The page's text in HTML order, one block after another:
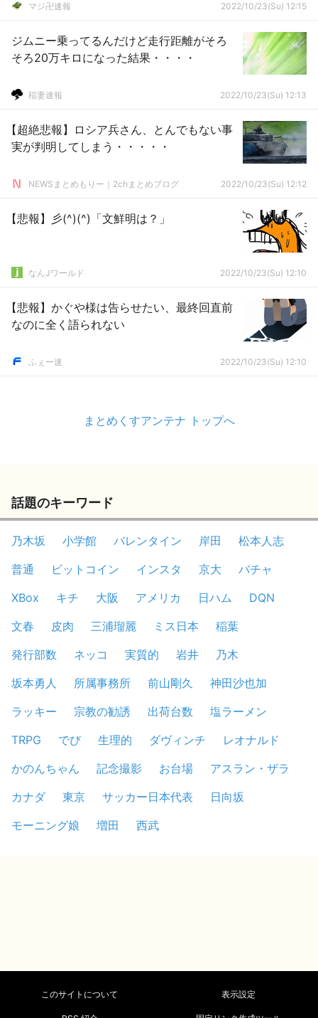
マジ卍速報 2022/10/23(Su) 12:15
ジムニー乗ってるんだけど走行距離がそろ
そろ20万キロになった結果・・・・
稲妻速報 2022/10/23(Su) 12:13
【超絶悲報】ロシア兵さん、とんでもない事
実が判明してしまう・・・・・
NEWSまとめもりー｜2chまとめブログ 2022/10/23(Su) 12:12
【悲報】彡(^)(^)「文鮮明は？」
なんJワールド 2022/10/23(Su) 12:10
【悲報】かぐや様は告らせたい、最終回直前
なのに全く語られない
ふぇー速 2022/10/23(Su) 12:10
まとめくすアンテナ トップへ
話題のキーワード
乃木坂 小学館 バレンタイン 岸田
松本人志
普通
ビットコイン インスタ 京大
バチャ
XBox
キチ 大阪 アメリカ 日ハム
DQN
文春
皮肉 三浦瑠麗 ミス日本
稲葉
発行部数
ネッコ 実質的 岩井
乃木
坂本勇人
所属事務所 前山剛久
神田沙也加
ラッキー
宗教の勧誘 出荷台数
塩ラーメン
TRPG
でび 生理的 ダヴィンチ
レオナルド
かのんちゃん
記念撮影 お台場
アスラン・ザラ
カナダ
東京 サッカー日本代表
日向坂
モーニング娘
増田 西武
このサイトについて 表示設定